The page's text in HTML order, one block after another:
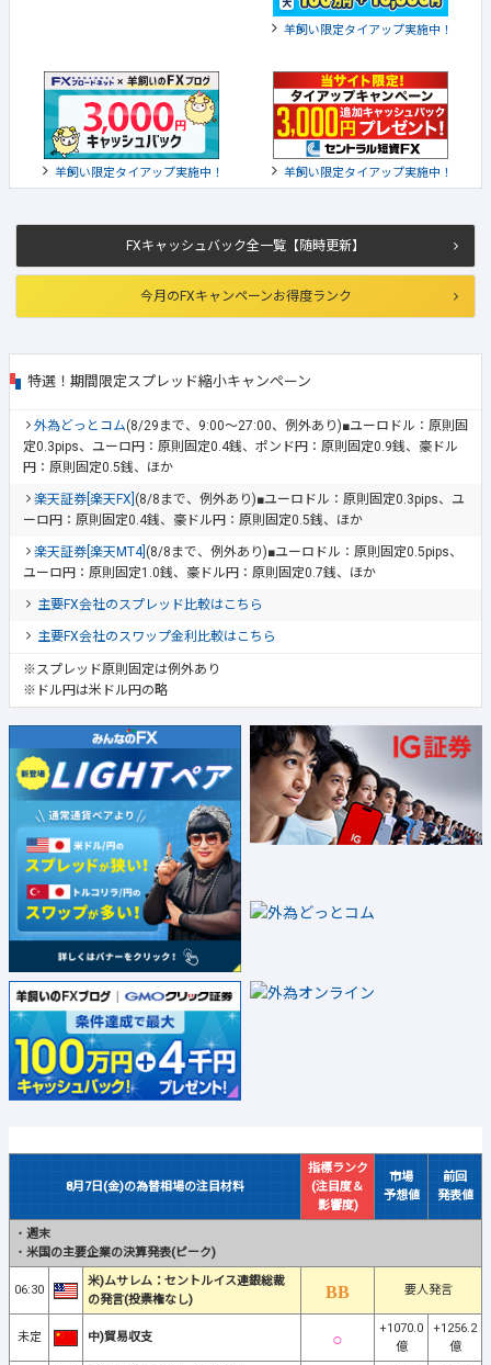
FXキャッシュバック全一覧【随時更新】
今月のFXキャンペーンお得度ランク
特選！期間限定スプレッド縮小キャンペーン
外為どっとコム(8/29まで、9:00～27:00、例外あり)■ユーロドル：原則固
定0.3pips、ユーロ円：原則固定0.4銭、ポンド円：原則固定0.9銭、豪ドル
円：原則固定0.5銭、ほか
楽天証券[楽天FX] (8/8まで、例外あり)■ユーロドル：原則固定0.3pips、ユ
ーロ円：原則固定0.4銭、豪ドル円：原則固定0.5銭、ほか
楽天証券[楽天MT4] (8/8まで、例外あり)■ユーロドル：原則固定0.5pips、
ユーロ円：原則固定1.0銭、豪ドル円：原則固定0.7銭、ほか
主要FX会社のスプレッド比較はこちら
主要FX会社のスワップ金利比較はこちら
※スプレッド原則固定は例外あり
※ドル円は米ドル円の略
8月7日(金)の為替相場の注目材料
指標ランク
(注目度＆
影響度)
市場
予想値
前回
発表値
・ 週末
・ 米国の主要企業の決算発表(ピーク)
06:30
米)ムサレム：セントルイス連銀総裁
の発言(投票権なし)
要人発言
未定 中)貿易収支
+1070.0
億
+1256.2
億
羊飼い限定タイアップ実施中！
羊飼い限定タイアップ実施中！ 羊飼い限定タイアップ実施中！